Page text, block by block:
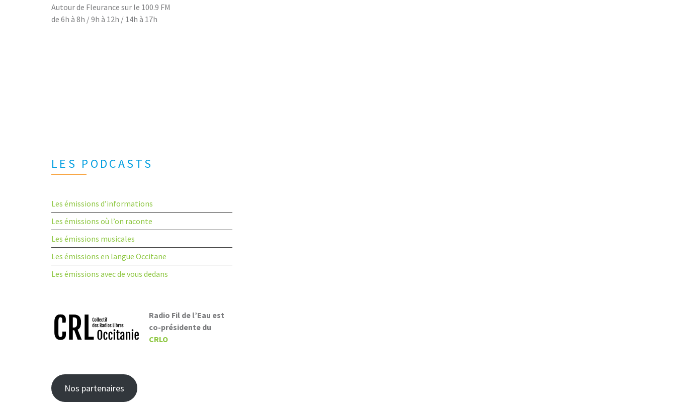
Autour de Fleurance sur le 100.9 FM
de 6h à 8h / 9h à 12h / 14h à 17h
LES PODCASTS
Les émissions d’informations
Les émissions où l’on raconte
Les émissions musicales
Les émissions en langue Occitane
Les émissions avec de vous dedans
Radio Fil de l’Eau est
co-présidente du
CRLO
Nos partenaires